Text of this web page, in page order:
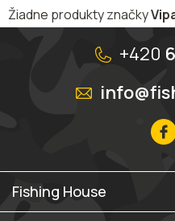
Žiadne produkty značky
+420
Fishing House